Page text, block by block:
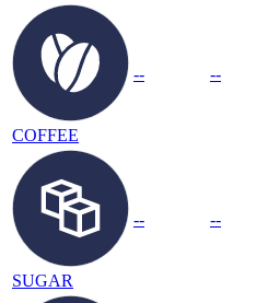
COFFEE
-- --
SUGAR
-- --